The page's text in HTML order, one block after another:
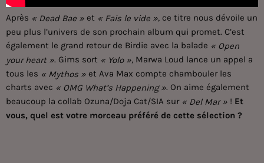
Après « Dead Bae » et « Fais le vide », ce titre nous dévoile un
peu plus l’univers de son prochain album qui promet. C’est
également le grand retour de Birdie avec la balade « Open
your heart ». Gims sort « Yolo », Marwa Loud lance un appel a
tous les « Mythos » et Ava Max compte chambouler les
charts avec « OMG What’s Happening ». On aime également
beaucoup la collab Ozuna/Doja Cat/SIA sur « Del Mar » ! Et
vous, quel est votre morceau préféré de cette sélection ?